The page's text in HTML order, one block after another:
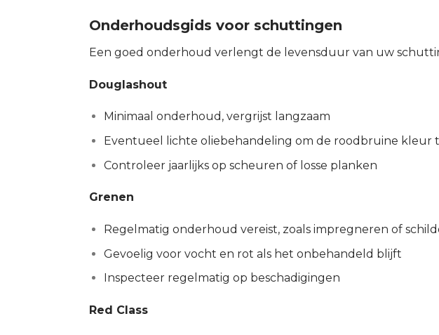
Onderhoudsgids voor schuttingen
Een goed onderhoud verlengt de levensduur van uw
Douglashout
Minimaal onderhoud, vergrijst langzaam
Eventueel lichte oliebehandeling om de roodbruine kleur
Controleer jaarlijks op scheuren of losse planken
Grenen
Regelmatig onderhoud vereist, zoals impregneren of
Gevoelig voor vocht en rot als het onbehandeld blijft
Inspecteer regelmatig op beschadigingen
Red Class